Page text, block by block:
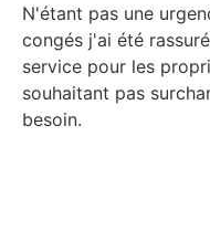
N'étant pas une
congés j'ai été
service pour les
souhaitant pas
besoin.